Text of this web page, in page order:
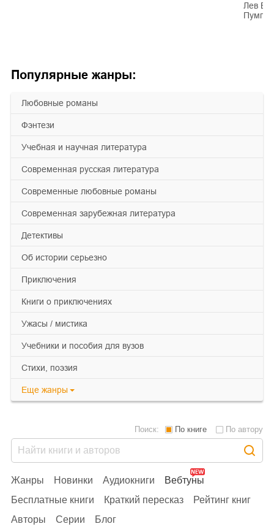
Популярные жанры:
любовные романы
фэнтези
учебная и научная литература
современная русская литература
современные любовные романы
современная зарубежная литература
детективы
об истории серьезно
приключения
книги о приключениях
ужасы / мистика
учебники и пособия для вузов
cтихи, поэзия
Еще жанры
Лев
Жанры Новинки Аудиокниги
Вебтуны
Бесплатные книги
Краткий пересказ
Рейтинг книг
Авторы
Серии Блог
Поиск: По книге По автору